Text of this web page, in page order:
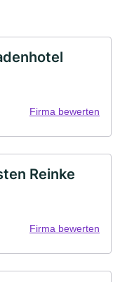
Firma bewerten
Reinke
Firma bewerten